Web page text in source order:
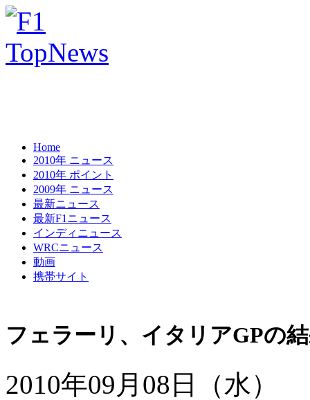
Home
2010年 ニュース
2010年 ポイント
2009年 ニュース
最新ニュース
最新F1ニュース
インディニュース
WRCニュース
動画
携帯サイト
フェラーリ、イタリアGPの
2010年09月08日（水）